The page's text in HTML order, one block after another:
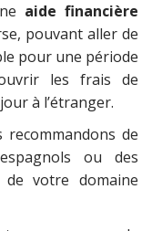
aide financière
pouvant aller de
pour une période
les frais de
à l’étranger.
de
ou des
votre domaine